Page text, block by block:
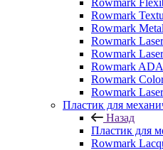
Rowmark
Rowmark
Rowmark
Rowmark
Rowmark
Rowmark
Rowmark
Rowmark
Пластик для
Назад
Пластик для
Rowmark